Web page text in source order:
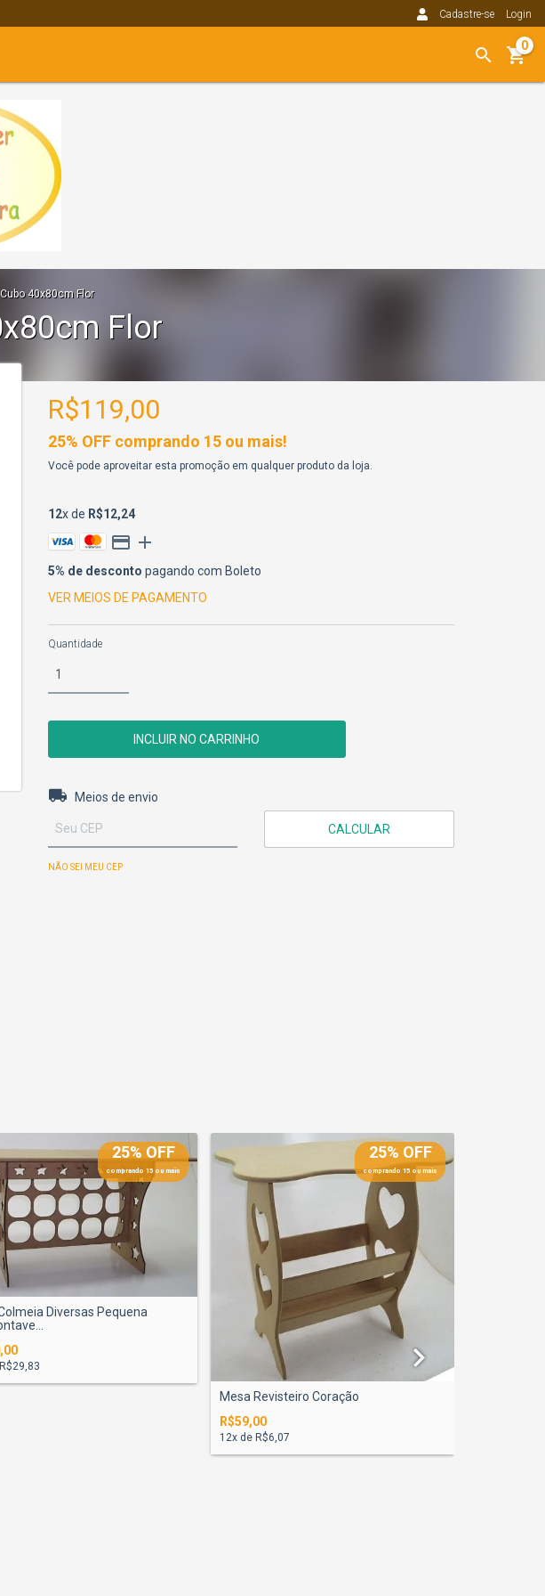
Cadastre-se Login
0
40x80cm Flor
Flor
R$119,00
25% OFF comprando 15 ou mais!
Você pode aproveitar esta promoção em qualquer produto da loja.
12x de R$12,24
5% de desconto pagando com Boleto
VER MEIOS DE PAGAMENTO
Quantidade
Entregas para o CEP:
Meios de envio
CALCULAR
NÃO SEI MEU CEP
25% OFF
comprando 15 ou mais
Diversas Pequena
R$29,83
25% OFF
comprando 15 ou mais
Mesa Revisteiro Coração
R$59,00
12x deR$6,07